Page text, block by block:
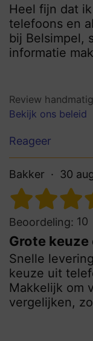
Heel fijn dat
telefoons en
bij Belsimpel,
informatie
Review
Bekijk ons beleid
Reageer
Bakker 30
Beoordeling: 10
Grote keuze
Snelle
keuze uit
Makkelijk om
vergelijken,